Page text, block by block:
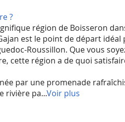
?
région de Boisseron
est le point de départ
Roussillon. Que vous
cette région a de quoi
par une promenade
rivière pa...Voir plus